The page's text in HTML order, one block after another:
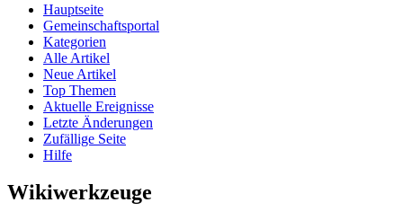
Hauptseite
Gemeinschaftsportal
Kategorien
Alle Artikel
Neue Artikel
Top Themen
Aktuelle Ereignisse
Letzte Änderungen
Zufällige Seite
Hilfe
Wikiwerkzeuge